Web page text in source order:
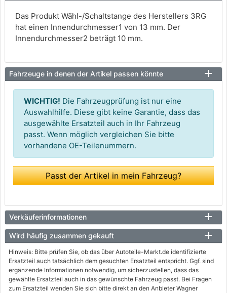
Das Produkt Wähl-/Schaltstange des Herstellers 3RG
hat einen Innendurchmesser1 von 13 mm. Der
Innendurchmesser2 beträgt 10 mm.
Fahrzeuge in denen der Artikel passen könnte
WICHTIG! Die Fahrzeugprüfung ist nur eine
Auswahlhilfe. Diese gibt keine Garantie, dass das
ausgewählte Ersatzteil auch in Ihr Fahrzeug
passt. Wenn möglich vergleichen Sie bitte
vorhandene OE-Teilenummern.
Passt der Artikel in mein Fahrzeug?
Verkäuferinformationen
Wird häufig zusammen gekauft
Hinweis: Bitte prüfen Sie, ob das über Autoteile-Markt.de identifizierte
Ersatzteil auch tatsächlich dem gesuchten Ersatzteil entspricht. Ggf. sind
ergänzende Informationen notwendig, um sicherzustellen, dass das
gewählte Ersatzteil auch in das gewünschte Fahrzeug passt. Bei Fragen
zum Ersatzteil wenden Sie sich bitte direkt an den Anbieter Wagner